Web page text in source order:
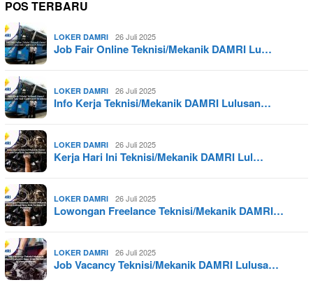
POS TERBARU
LOKER DAMRI 26 Juli 2025
Job Fair Online Teknisi/Mekanik DAMRI Lu…
LOKER DAMRI 26 Juli 2025
Info Kerja Teknisi/Mekanik DAMRI Lulusan…
LOKER DAMRI 26 Juli 2025
Kerja Hari Ini Teknisi/Mekanik DAMRI Lul…
LOKER DAMRI 26 Juli 2025
Lowongan Freelance Teknisi/Mekanik DAMRI…
LOKER DAMRI 26 Juli 2025
Job Vacancy Teknisi/Mekanik DAMRI Lulusa…